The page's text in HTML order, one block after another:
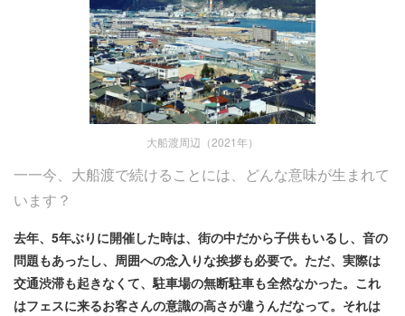
大船渡周辺（2021年）
一一今、大船渡で続けることには、どんな意味が生まれて
います？
去年、5年ぶりに開催した時は、街の中だから子供もいるし、音の
問題もあったし、周囲への念入りな挨拶も必要で。ただ、実際は
交通渋滞も起きなくて、駐車場の無断駐車も全然なかった。これ
はフェスに来るお客さんの意識の高さが違うんだなって。それは